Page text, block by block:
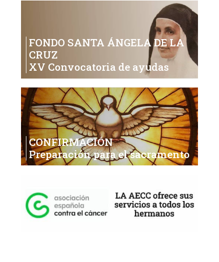
FONDO SANTA ÁNGELA DE LA
CRUZ
XV Convocatoria de ayudas
CONFIRMACIÓN
Preparación para el sacramento